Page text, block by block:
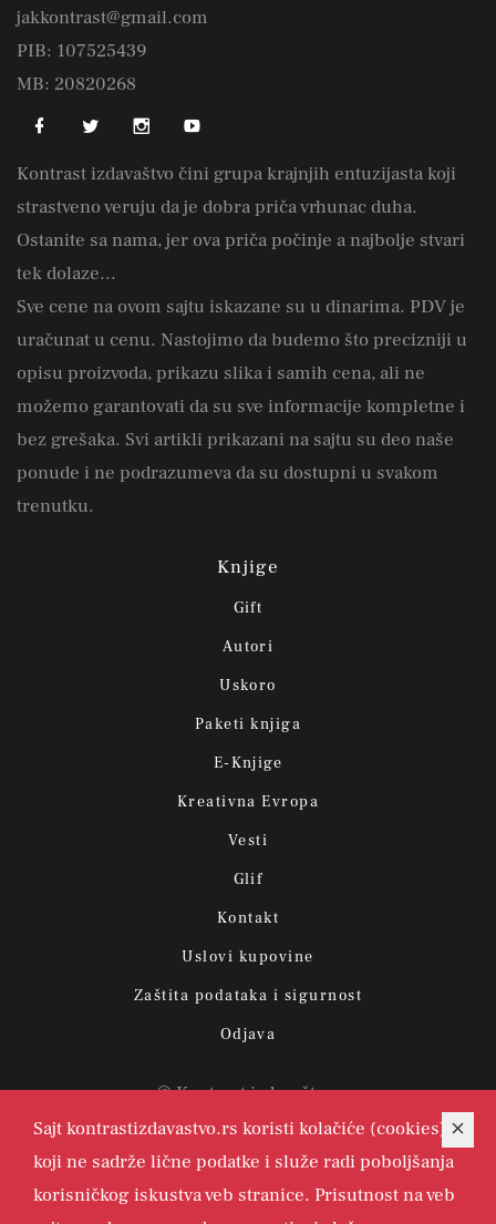
Sajt kontrastizdavastvo.rs koristi kolačiće (cookies)
koji ne sadrže lične podatke i služe radi poboljšanja
korisničkog iskustva veb stranice. Prisutnost na veb
jakkontrast@gmail.com
PIB: 107525439
MB: 20820268
Kontrast izdavaštvo čini grupa krajnjih entuzijasta koji
strastveno veruju da je dobra priča vrhunac duha.
Ostanite sa nama, jer ova priča počinje a najbolje stvari
tek dolaze...
Sve cene na ovom sajtu iskazane su u dinarima. PDV je
uračunat u cenu. Nastojimo da budemo što precizniji u
opisu proizvoda, prikazu slika i samih cena, ali ne
možemo garantovati da su sve informacije kompletne i
bez grešaka. Svi artikli prikazani na sajtu su deo naše
ponude i ne podrazumeva da su dostupni u svakom
trenutku.
Knjige
Gift
Autori
Uskoro
Paketi knjiga
E-Knjige
Kreativna Evropa
Vesti
Glif
Kontakt
Uslovi kupovine
Zaštita podataka i sigurnost
Odjava
© Kontrast izdavaštvo.